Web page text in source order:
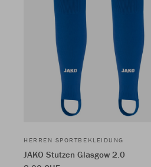
HERREN SPORTBEKLEIDUNG
JAKO Stutzen Glasgow 2.0